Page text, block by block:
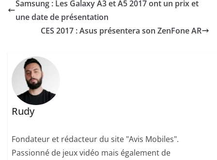
Samsung : Les Galaxy A3 et A5 2017 ont un prix et
une date de présentation
CES 2017 : Asus présentera son ZenFone AR
Rudy
Fondateur et rédacteur du site "Avis Mobiles".
Passionné de jeux vidéo mais également de